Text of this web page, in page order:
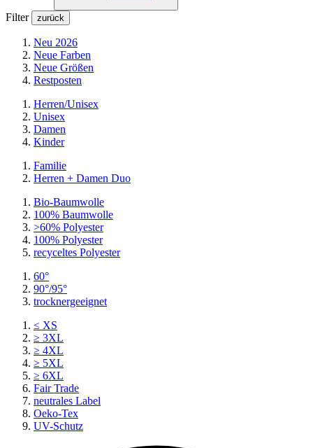
Filter zurück
Neu 2026
Neue Farben
Neue Größen
Restposten
Herren/Unisex
Unisex
Damen
Kinder
Familie
Herren + Damen Duo
Bio-Baumwolle
100% Baumwolle
>60% Polyester
100% Polyester
recyceltes Polyester
60°
90°/95°
trocknergeeignet
≤ XS
≥ 3XL
≥ 4XL
≥ 5XL
≥ 6XL
Fair Trade
neutrales Label
Oeko-Tex
UV-Schutz